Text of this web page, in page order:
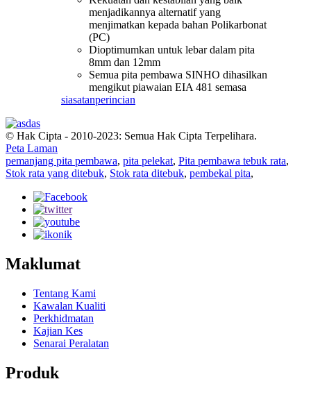
menjadikannya alternatif yang
menjimatkan kepada bahan Polikarbonat
(PC)
Dioptimumkan untuk lebar dalam pita
8mm dan 12mm
Semua pita pembawa SINHO dihasilkan
mengikut piawaian EIA 481 semasa
siasatanperincian
© Hak Cipta - 2010-2023: Semua Hak Cipta Terpelihara.
Peta Laman
pemanjang pita pembawa, pita pelekat, Pita pembawa tebuk rata,
Stok rata yang ditebuk, Stok rata ditebuk, pembekal pita,
Maklumat
Tentang Kami
Kawalan Kualiti
Perkhidmatan
Kajian Kes
Senarai Peralatan
Produk